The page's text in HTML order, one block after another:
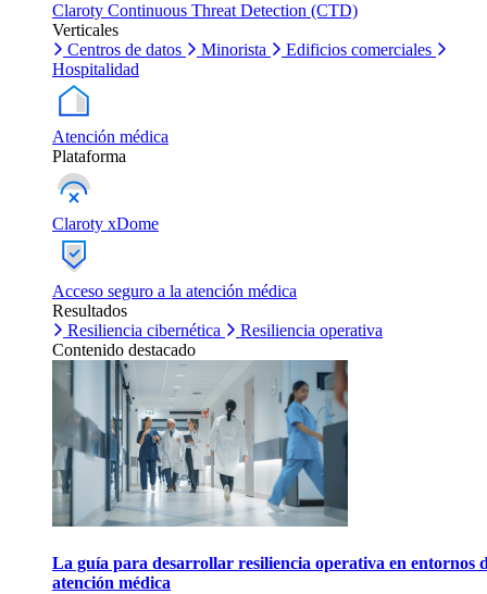
Claroty Continuous Threat Detection (CTD)
Verticales
Centros de datos
Minorista
Edificios comerciales
Hospitalidad
Atención médica
Plataforma
Claroty xDome
Acceso seguro a la atención médica
Resultados
Resiliencia cibernética
Resiliencia operativa
Contenido destacado
La guía para desarrollar resiliencia operativa en entornos
atención médica